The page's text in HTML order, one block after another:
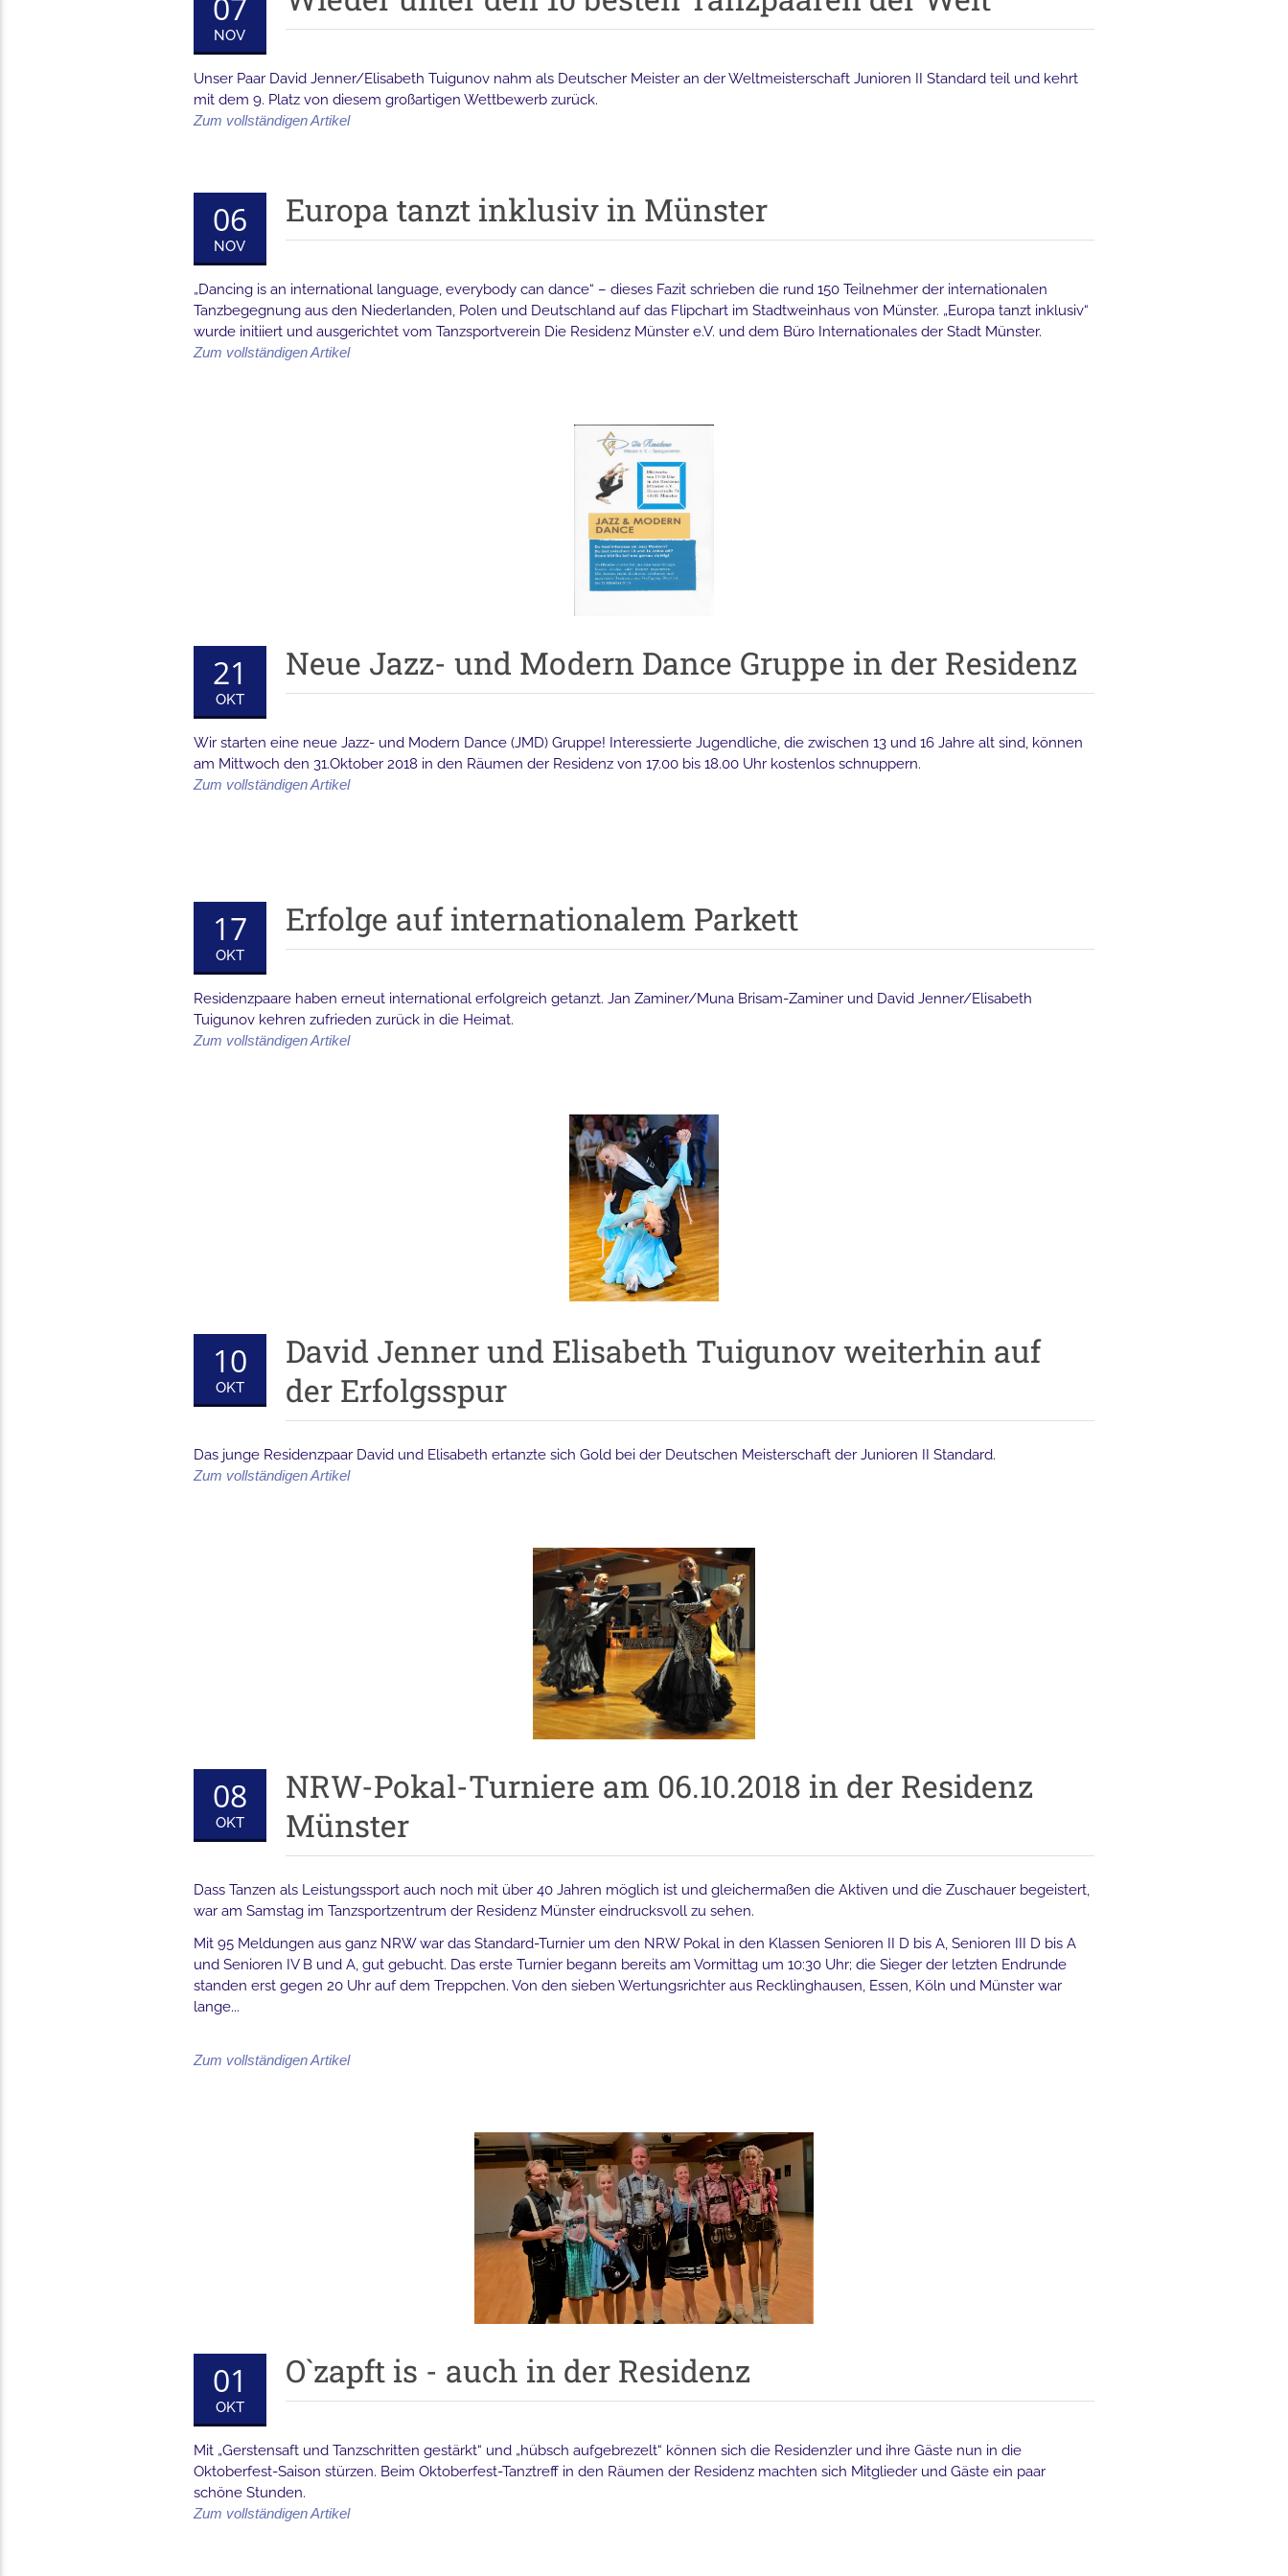
NOV
Unser Paar David Jenner/Elisabeth Tuigunov nahm als Deutscher Meister an der Weltmeisterschaft Junioren II Standard teil und kehrt
mit dem 9. Platz von diesem großartigen Wettbewerb zurück.
Zum vollständigen Artikel
06
NOV
Europa tanzt inklusiv in Münster
„Dancing is an international language, everybody can dance“ – dieses Fazit schrieben die rund 150 Teilnehmer der internationalen
Tanzbegegnung aus den Niederlanden, Polen und Deutschland auf das Flipchart im Stadtweinhaus von Münster. „Europa tanzt inklusiv“
wurde initiiert und ausgerichtet vom Tanzsportverein Die Residenz Münster e.V. und dem Büro Internationales der Stadt Münster.
Zum vollständigen Artikel
21
OKT
Neue Jazz- und Modern Dance Gruppe in der Residenz
Wir starten eine neue Jazz- und Modern Dance (JMD) Gruppe! Interessierte Jugendliche, die zwischen 13 und 16 Jahre alt sind, können
am Mittwoch den 31.Oktober 2018 in den Räumen der Residenz von 17.00 bis 18.00 Uhr kostenlos schnuppern.
Zum vollständigen Artikel
17
OKT
Erfolge auf internationalem Parkett
Residenzpaare haben erneut international erfolgreich getanzt. Jan Zaminer/Muna Brisam-Zaminer und David Jenner/Elisabeth
Tuigunov kehren zufrieden zurück in die Heimat.
Zum vollständigen Artikel
10
OKT
David Jenner und Elisabeth Tuigunov weiterhin auf
der Erfolgsspur
Das junge Residenzpaar David und Elisabeth ertanzte sich Gold bei der Deutschen Meisterschaft der Junioren II Standard.
Zum vollständigen Artikel
08
OKT
NRW-Pokal-Turniere am 06.10.2018 in der Residenz
Münster
Dass Tanzen als Leistungssport auch noch mit über 40 Jahren möglich ist und gleichermaßen die Aktiven und die Zuschauer begeistert,
war am Samstag im Tanzsportzentrum der Residenz Münster eindrucksvoll zu sehen.
Mit 95 Meldungen aus ganz NRW war das Standard-Turnier um den NRW Pokal in den Klassen Senioren II D bis A, Senioren III D bis A
und Senioren IV B und A, gut gebucht. Das erste Turnier begann bereits am Vormittag um 10:30 Uhr; die Sieger der letzten Endrunde
standen erst gegen 20 Uhr auf dem Treppchen. Von den sieben Wertungsrichter aus Recklinghausen, Essen, Köln und Münster war
lange...
Zum vollständigen Artikel
01
OKT
O`zapft is - auch in der Residenz
Mit „Gerstensaft und Tanzschritten gestärkt“ und „hübsch aufgebrezelt“ können sich die Residenzler und ihre Gäste nun in die
Oktoberfest-Saison stürzen. Beim Oktoberfest-Tanztreff in den Räumen der Residenz machten sich Mitglieder und Gäste ein paar
schöne Stunden.
Zum vollständigen Artikel